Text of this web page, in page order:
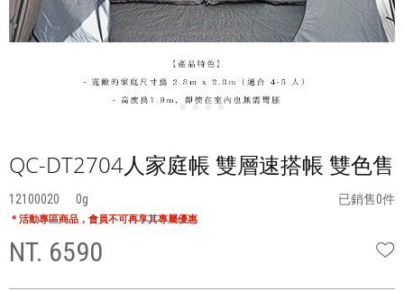
QC-DT2704人家庭帳 雙層速搭帳 雙色售
12100020 0 已銷售0件
* 活動專區商品，會員不可再享其專屬優惠
NT. 6590